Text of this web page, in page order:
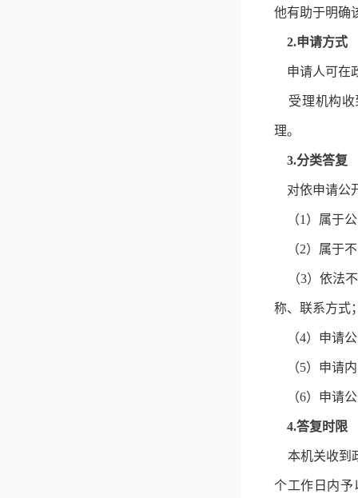
他有助于明确
2.申请方式
申请人可在
受理机构收
理。
3.分类答复
对依申请公
（1）属于公
（2）属于不
（3）依法不
称、联系方式
（4）申请公
（5）申请内
（6）申请公
4.答复时限
本机关收到
个工作日内予